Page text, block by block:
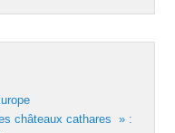
châteaux cathares » :